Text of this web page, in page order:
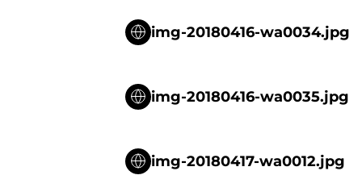
img-20180416-wa0034.jpg
img-20180416-wa0035.jpg
img-20180417-wa0012.jpg